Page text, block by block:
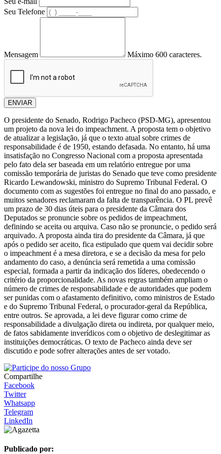
Seu Telefone
Mensagem Máximo 600 caracteres.
ENVIAR
O presidente do Senado, Rodrigo Pacheco (PSD-MG), apresentou
um projeto da nova lei do impeachment. A proposta tem o objetivo
de atualizar a legislação, já que o texto atual sobre crimes de
responsabilidade é de 1950, estando defasada. No entanto, há uma
insatisfação no Congresso Nacional com a proposta apresentada
pelo fato dela ser baseada em um relatório entregue por uma
comissão temporária de juristas do Senado que teve como presidente
Ricardo Lewandowski, ministro do Supremo Tribunal Federal. O
documento com as sugestões foi entregue no final do ano passado, e
muitos senadores reclamaram da falta de transparência. O PL prevê
um prazo de 30 dias úteis para o presidente da Câmara dos
Deputados se pronuncie sobre os pedidos de impeachment,
definindo se aceita ou arquiva. Caso não se pronuncie, o pedido será
arquivado. A proposta ainda tira do presidente da Câmara, já que
após o pedido ser aceito, fica estipulado que quem vai decidir sobre
o impeachment é a mesa diretora, e se a decisão da mesa for pelo
andamento do caso, a denúncia será remetida a uma comissão
especial, formada a partir da indicação dos líderes, obedecendo o
critério da proporcionalidade. As novas regras também ampliam o
número de crimes de responsabilidade e de autoridades que podem
ser punidas com o afastamento definitivo, como ministros de Estado
e do Supremo Tribunal Federal, o procurador-geral da República,
entre outros. Se aprovada, a lei deve figurar como crime de
responsabilidade a divulgação direta ou indireta, por qualquer meio,
de fatos sabidamente inverídicos com o objetivo de deslegitimar as
instituições democráticas. O texto de Pacheco ainda deve ser
discutido e pode sofrer alterações antes de ser votado.
Compartilhe
Facebook
Twitter
Whatsapp
Telegram
LinkedIn
Publicado por: